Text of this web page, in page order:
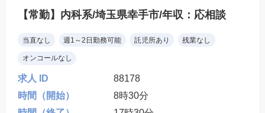
【常勤】内科系/埼玉県幸手市/年収：応相談
当直なし 週1～2日勤務可能 託児所あり 残業なし
オンコールなし
求人 ID
88178
時間（開始）
8時30分